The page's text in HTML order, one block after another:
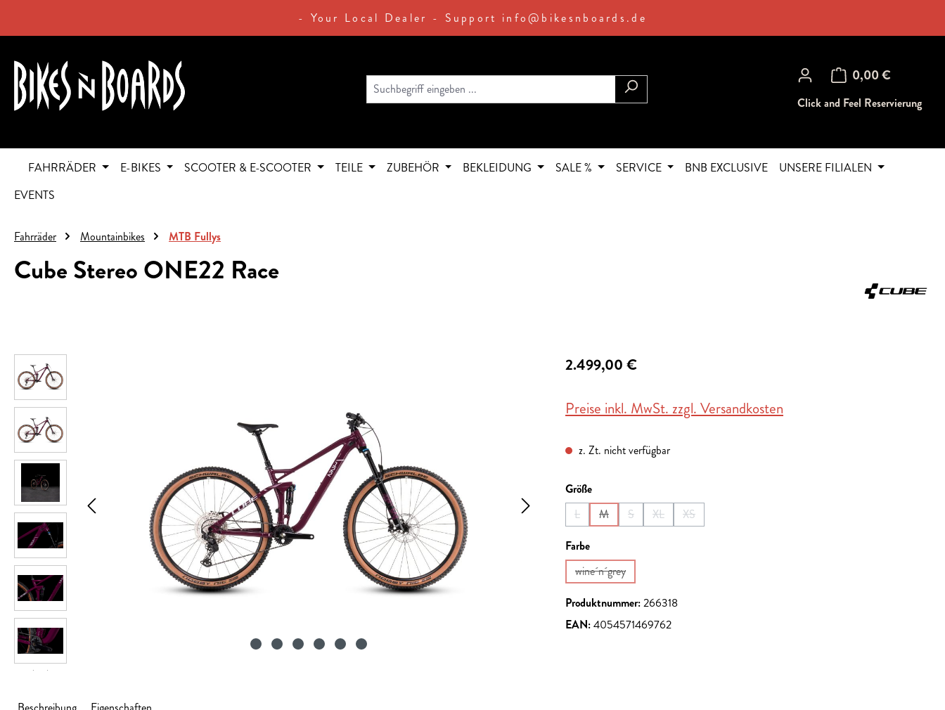
- Your Local Dealer - Support info@bikesnboards.de
0,00 €
Warenkorb enthält 0
Click and Feel Reservierung
FAHRRÄDER E-BIKES SCOOTER & E-SCOOTER TEILE ZUBEHÖR BEKLEIDUNG SALE % SERVICE BNB EXCLUSIVE
UNSERE FILIALEN
EVENTS
Fahrräder Mountainbikes MTB Fullys
Cube Stereo ONE22 Race
Bildergalerie überspringen 2.499,00 €
Preise inkl. MwSt. zzgl. Versandkosten
z. Zt. nicht verfügbar
Größeauswählen
L
(Diese Option ist zurzeit nicht verfügbar.)
M
(Diese Option ist zurzeit nicht verfügbar.)
S
(Diese Option ist zurzeit nicht verfügbar.)
XL
(Diese Option ist zurzeit nicht verfügbar.)
XS
(Diese Option ist zurzeit nicht verfügbar.)
Farbeauswählen
wine´n´grey
(Diese Option ist zurzeit nicht verfügbar.)
Produktnummer:266318
EAN:4054571469762